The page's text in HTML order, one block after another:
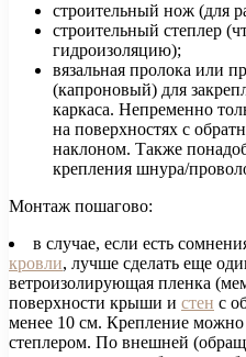
строительный нож (для
строительный степлер
гидроизоляцию);
вязальная пролока или
(капроновый) для
каркаса. Непременно
на поверхностях с
наклоном. Также
крепления шнура/
Монтаж пошагово:
в случае, если есть
кровли, лучше сделать еще
ветроизолирующая пленка
поверхности крыши и стен с
менее 10 см. Крепление
степлером. По внешней